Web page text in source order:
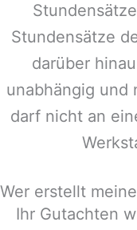
Stundensätze
darüber
unabhängig und
darf nicht an
Wer erstellt
Ihr Gutachten